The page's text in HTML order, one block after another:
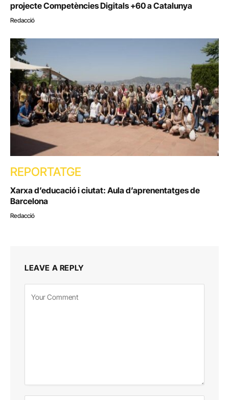
projecte Competències Digitals +60 a Catalunya
Redacció
REPORTATGE
Xarxa d’educació i ciutat: Aula d’aprenentatges de
Barcelona
Redacció
LEAVE A REPLY